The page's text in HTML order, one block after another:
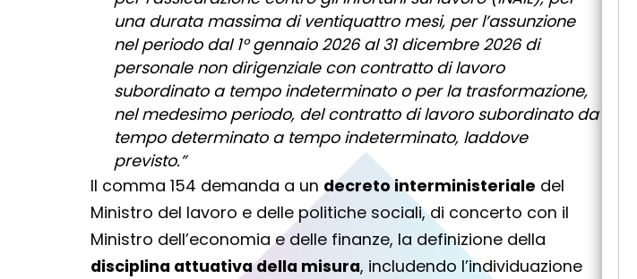
una durata massima di ventiquattro mesi, per l’assunzione
nel periodo dal 1° gennaio 2026 al 31 dicembre 2026 di
personale non dirigenziale con contratto di lavoro
subordinato a tempo indeterminato o per la trasformazione,
nel medesimo periodo, del contratto di lavoro subordinato da
tempo determinato a tempo indeterminato, laddove
previsto.”
Il comma 154 demanda a un decreto interministeriale del
Ministro del lavoro e delle politiche sociali, di concerto con il
Ministro dell’economia e delle finanze, la definizione della
disciplina attuativa della misura, includendo l’individuazione